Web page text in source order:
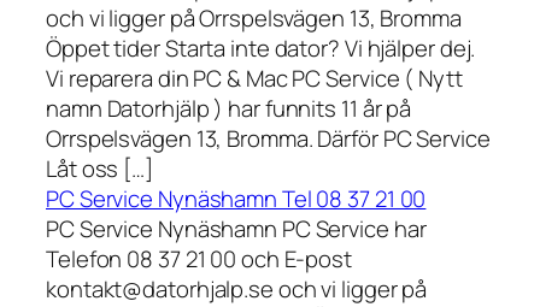
och vi ligger på Orrspelsvägen 13, Bromma
Öppet tider Starta inte dator? Vi hjälper dej.
Vi reparera din PC & Mac PC Service ( Nytt
namn Datorhjälp ) har funnits 11 år på
Orrspelsvägen 13, Bromma. Därför PC Service
Låt oss […]
PC Service Nynäshamn Tel 08 37 21 00
PC Service Nynäshamn PC Service har
Telefon 08 37 21 00 och E-post
kontakt@datorhjalp.se och vi ligger på